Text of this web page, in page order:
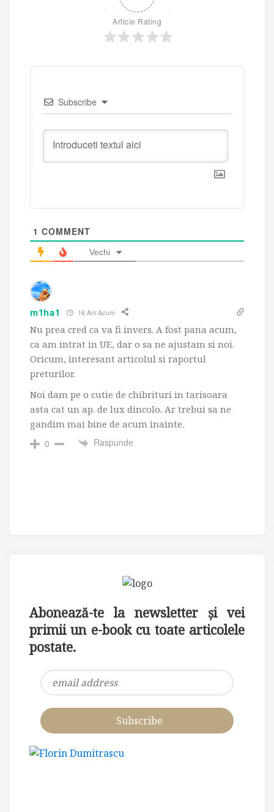
Article Rating
Subscribe
1 COMMENT
Vechi
m1ha1 16 Ani Acum
Nu prea cred ca va fi invers. A fost pana acum,
ca am intrat in UE, dar o sa ne ajustam si noi.
Oricum, interesant articolul si raportul
preturilor.
Noi dam pe o cutie de chibrituri in tarisoara
asta cat un ap. de lux dincolo. Ar trebui sa ne
gandim mai bine de acum inainte.
0
Raspunde
Abonează-te la newsletter și vei
primii un e-book cu toate articolele
postate.